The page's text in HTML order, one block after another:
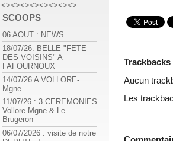
Trackbacks
Aucun
Les
<><><><><><><><>
SCOOPS
06 AOUT : NEWS
18/07/26: BELLE "FETE
DES VOISINS" A
FAFOURNOUX
14/07/26 A VOLLORE-
Mgne
11/07/26 : 3 CEREMONIES
Vollore-Mgne & Le
Brugeron
06/07/2026 : visite de notre